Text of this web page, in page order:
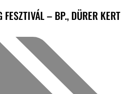
FESZTIVÁL – BP., DÜRER KERT